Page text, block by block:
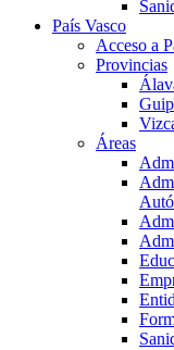
País Vasco
Acceso a
Provincias
Áreas